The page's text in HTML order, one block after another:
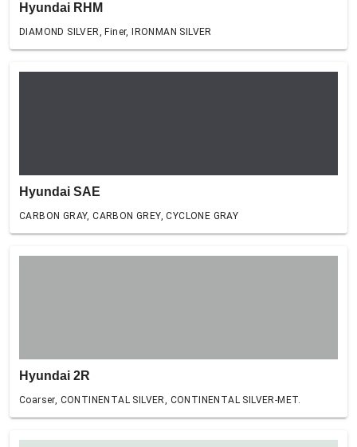
Hyundai RHM
DIAMOND SILVER, Finer, IRONMAN SILVER
Hyundai SAE
CARBON GRAY, CARBON GREY, CYCLONE GRAY
Hyundai 2R
Coarser, CONTINENTAL SILVER, CONTINENTAL SILVER-MET.